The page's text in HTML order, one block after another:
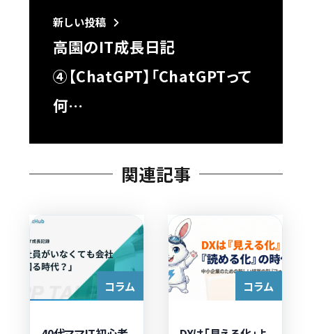
新しい投稿
高園のIT成長日記
④【ChatGPT】「ChatGPTって
何…
関連記事
コラム コラム